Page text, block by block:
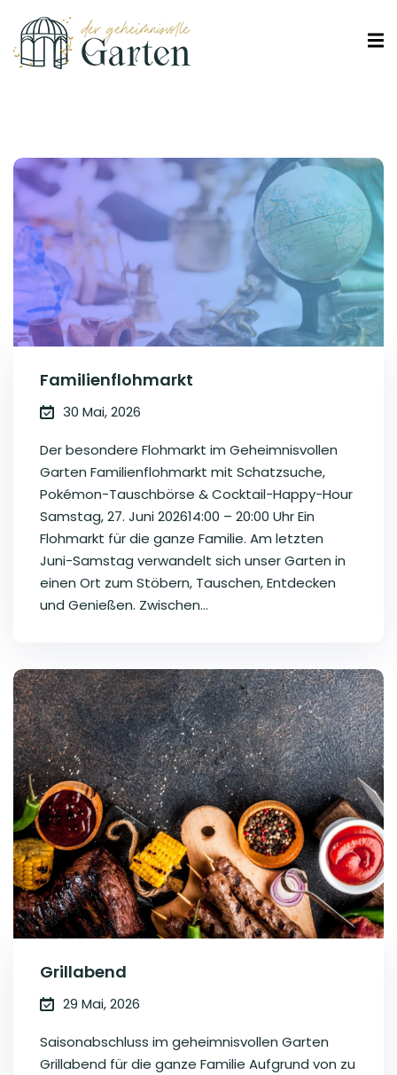
Familienflohmarkt
30 Mai, 2026
Der besondere Flohmarkt im Geheimnisvollen
Garten Familienflohmarkt mit Schatzsuche,
Pokémon-Tauschbörse & Cocktail-Happy-Hour
Samstag, 27. Juni 202614:00 – 20:00 Uhr Ein
Flohmarkt für die ganze Familie. Am letzten
Juni-Samstag verwandelt sich unser Garten in
einen Ort zum Stöbern, Tauschen, Entdecken
und Genießen. Zwischen...
Grillabend
29 Mai, 2026
Saisonabschluss im geheimnisvollen Garten
Grillabend für die ganze Familie Aufgrund von zu